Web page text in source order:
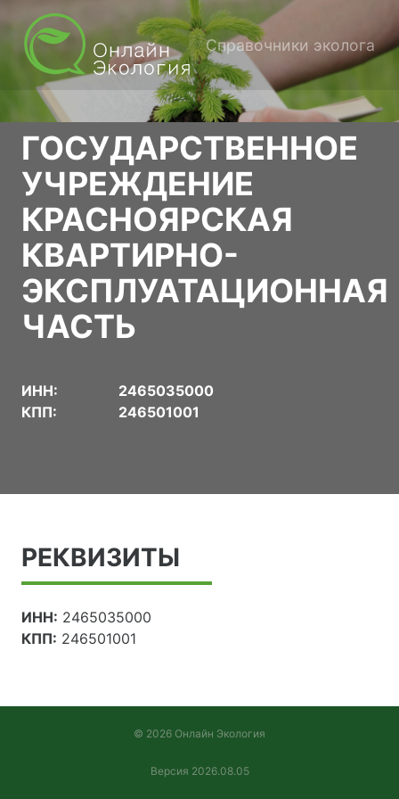
Справочники эколога
ГОСУДАРСТВЕННОЕ
УЧРЕЖДЕНИЕ
КРАСНОЯРСКАЯ
КВАРТИРНО-
ЭКСПЛУАТАЦИОННАЯ
ЧАСТЬ
ИНН:
2465035000
КПП:
246501001
РЕКВИЗИТЫ
ИНН: 2465035000
КПП: 246501001
© 2026 Онлайн Экология
Версия 2026.08.05